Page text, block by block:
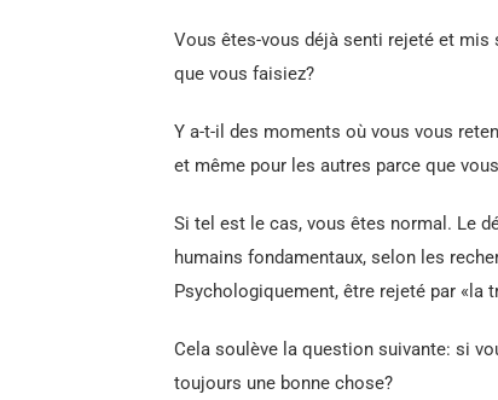
Vous êtes-vous déjà senti rejeté et mis
que vous faisiez?
Y a-t-il des moments où vous vous
et même pour les autres parce que
Si tel est le cas, vous êtes normal. Le
humains fondamentaux, selon les
Psychologiquement, être rejeté par «la
Cela soulève la question suivante: si
toujours une bonne chose?